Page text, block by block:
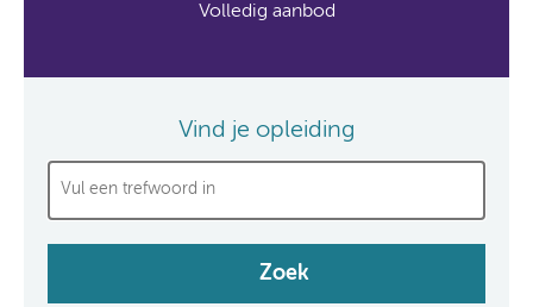
Volledig aanbod
Vind je opleiding